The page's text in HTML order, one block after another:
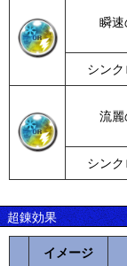
瞬速
シン
流麗
シン
超錬効果
イメージ